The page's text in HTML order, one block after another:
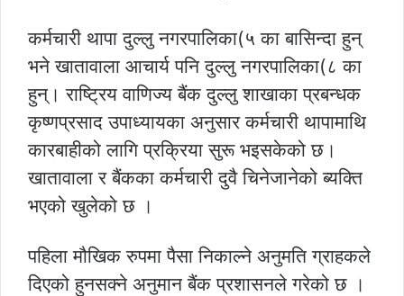
कर्मचारी थापा दुल्लु नगरपालिका(५ का बासिन्दा हुन्
भने खातावाला आचार्य पनि दुल्लु नगरपालिका(८ का
हुन्। राष्ट्रिय वाणिज्य बैंक दुल्लु शाखाका प्रबन्धक
कृष्णप्रसाद उपाध्यायका अनुसार कर्मचारी थापामाथि
कारबाहीको लागि प्रक्रिया सुरू भइसकेको छ।
खातावाला र बैंकका कर्मचारी दुवै चिनेजानेको ब्यक्ति
भएको खुलेको छ ।
पहिला मौखिक रुपमा पैसा निकाल्ने अनुमति ग्राहकले
दिएको हुनसक्ने अनुमान बैंक प्रशासनले गरेको छ ।